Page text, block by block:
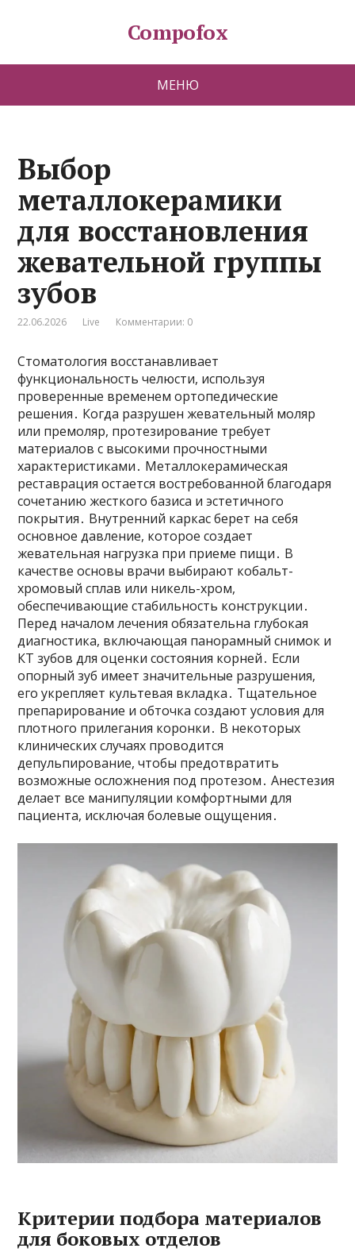
Compofox
МЕНЮ
Выбор
металлокерамики
для восстановления
жевательной группы
зубов
22.06.2026 Live Комментарии: 0
Стоматология восстанавливает
функциональность челюсти, используя
проверенные временем ортопедические
решения․ Когда разрушен жевательный моляр
или премоляр, протезирование требует
материалов с высокими прочностными
характеристиками․ Металлокерамическая
реставрация остается востребованной благодаря
сочетанию жесткого базиса и эстетичного
покрытия․ Внутренний каркас берет на себя
основное давление, которое создает
жевательная нагрузка при приеме пищи․ В
качестве основы врачи выбирают кобальт-
хромовый сплав или никель-хром,
обеспечивающие стабильность конструкции․
Перед началом лечения обязательна глубокая
диагностика, включающая панорамный снимок и
КТ зубов для оценки состояния корней․ Если
опорный зуб имеет значительные разрушения,
его укрепляет культевая вкладка․ Тщательное
препарирование и обточка создают условия для
плотного прилегания коронки․ В некоторых
клинических случаях проводится
депульпирование, чтобы предотвратить
возможные осложнения под протезом․ Анестезия
делает все манипуляции комфортными для
пациента, исключая болевые ощущения․
Критерии подбора материалов
для боковых отделов